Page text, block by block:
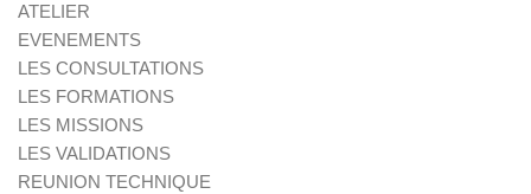
ATELIER
EVENEMENTS
LES CONSULTATIONS
LES FORMATIONS
LES MISSIONS
LES VALIDATIONS
REUNION TECHNIQUE